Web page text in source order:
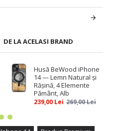
DE LA ACELASI BRAND
Husă BeWood iPhone
14 — Lemn Natural și
Rășină, 4 Elemente
Pământ, Alb
239,00 Lei 269,00 Lei